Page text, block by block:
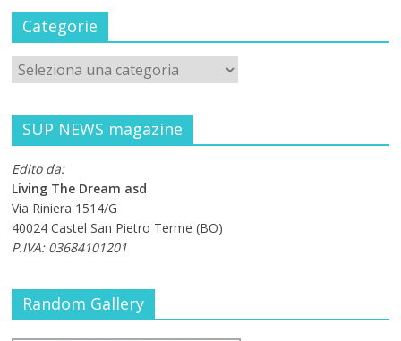
Categorie
SUP NEWS magazine
Edito da:
Living The Dream asd
Via Riniera 1514/G
40024 Castel San Pietro Terme (BO)
P.IVA: 03684101201
Random Gallery